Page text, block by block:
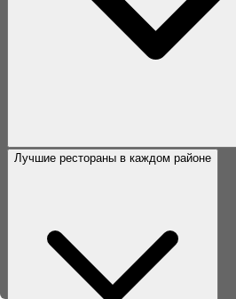
Лучшие рестораны в каждом районе